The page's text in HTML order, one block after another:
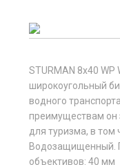
STURMAN 8x40
широкоугольный
водного
преимуществам он
для туризма, в том
Водозащищенный.
объективов: 40 мм